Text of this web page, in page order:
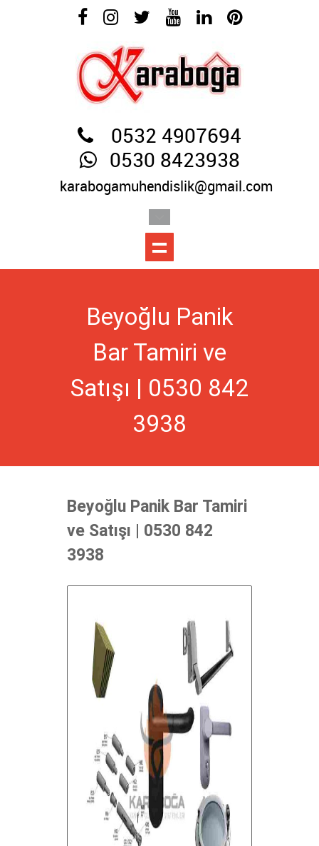
0532 4907694
0530 8423938
karabogamuhendislik@gmail.com
Beyoğlu Panik
Bar Tamiri ve
Satışı | 0530 842
3938
Beyoğlu Panik Bar Tamiri
ve Satışı | 0530 842
3938